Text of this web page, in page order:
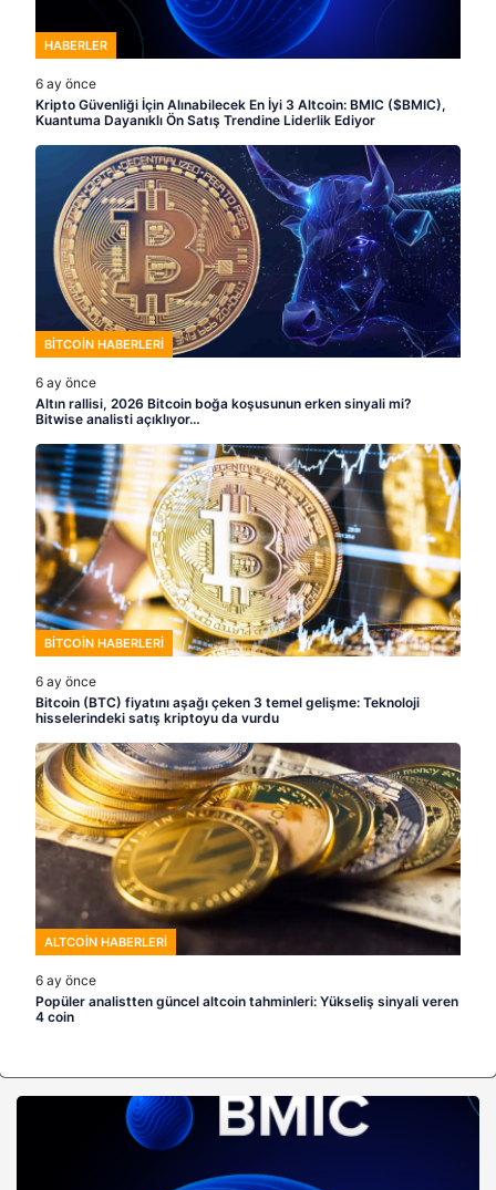
HABERLER
6 ay önce
Kripto Güvenliği İçin Alınabilecek En İyi 3 Altcoin: BMIC ($BMIC),
Kuantuma Dayanıklı Ön Satış Trendine Liderlik Ediyor
BITCOIN HABERLERI
6 ay önce
Altın rallisi, 2026 Bitcoin boğa koşusunun erken sinyali mi?
Bitwise analisti açıklıyor…
BITCOIN HABERLERI
6 ay önce
Bitcoin (BTC) fiyatını aşağı çeken 3 temel gelişme: Teknoloji
hisselerindeki satış kriptoyu da vurdu
ALTCOIN HABERLERI
6 ay önce
Popüler analistten güncel altcoin tahminleri: Yükseliş sinyali veren
4 coin